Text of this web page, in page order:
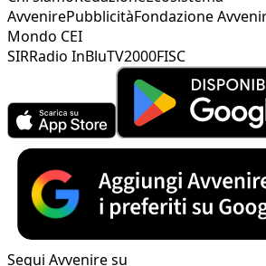
AvvenirePubblicitàFondazione
Mondo CEI
SIRRadio InBluTV2000FISC
Segui Avvenire su